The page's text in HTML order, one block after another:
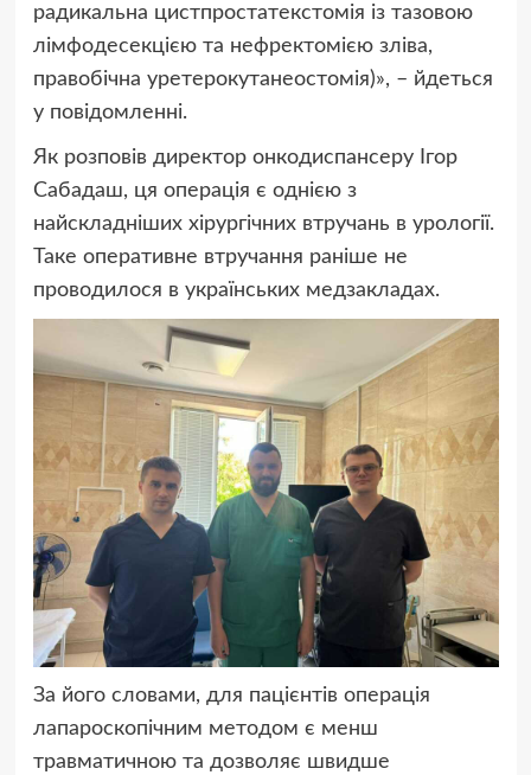
радикальна цистпростатекстомія із тазовою
лімфодесекцією та нефректомією зліва,
правобічна уретерокутанеостомія)», – йдеться
у повідомленні.
Як розповів директор онкодиспансеру Ігор
Сабадаш, ця операція є однією з
найскладніших хірургічних втручань в урології.
Таке оперативне втручання раніше не
проводилося в українських медзакладах.
За його словами, для пацієнтів операція
лапароскопічним методом є менш
травматичною та дозволяє швидше